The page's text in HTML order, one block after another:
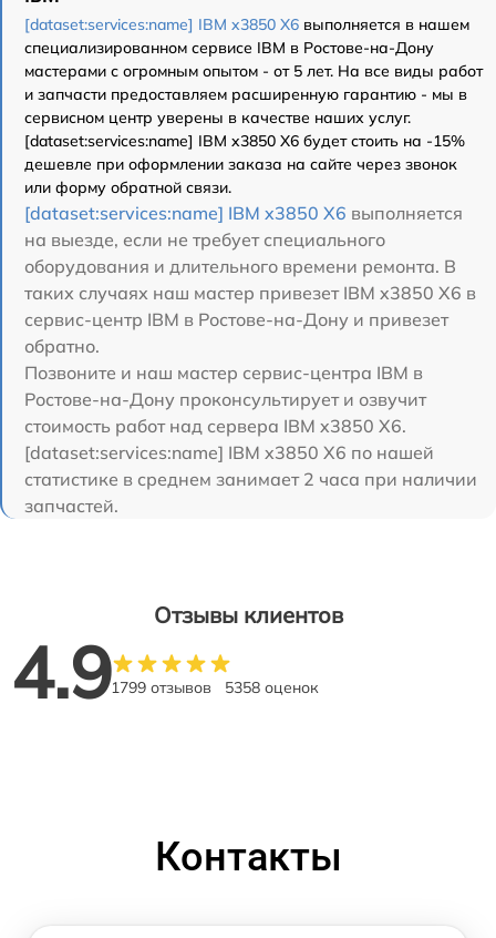
[dataset:services:name] IBM x3850 X6 выполняется в нашем
специализированном сервисе IBM в Ростове-на-Дону
мастерами с огромным опытом - от 5 лет. На все виды работ
и запчасти предоставляем расширенную гарантию - мы в
сервисном центр уверены в качестве наших услуг.
[dataset:services:name] IBM x3850 X6 будет стоить на -15%
дешевле при оформлении заказа на сайте через звонок
или форму обратной связи.
[dataset:services:name] IBM x3850 X6 выполняется
на выезде, если не требует специального
оборудования и длительного времени ремонта. В
таких случаях наш мастер привезет IBM x3850 X6 в
сервис-центр IBM в Ростове-на-Дону и привезет
обратно.
Позвоните и наш мастер сервис-центра IBM в
Ростове-на-Дону проконсультирует и озвучит
стоимость работ над сервера IBM x3850 X6.
[dataset:services:name] IBM x3850 X6 по нашей
статистике в среднем занимает 2 часа при наличии
запчастей.
Отзывы клиентов
4.91799 отзывов 5358 оценок
Контакты